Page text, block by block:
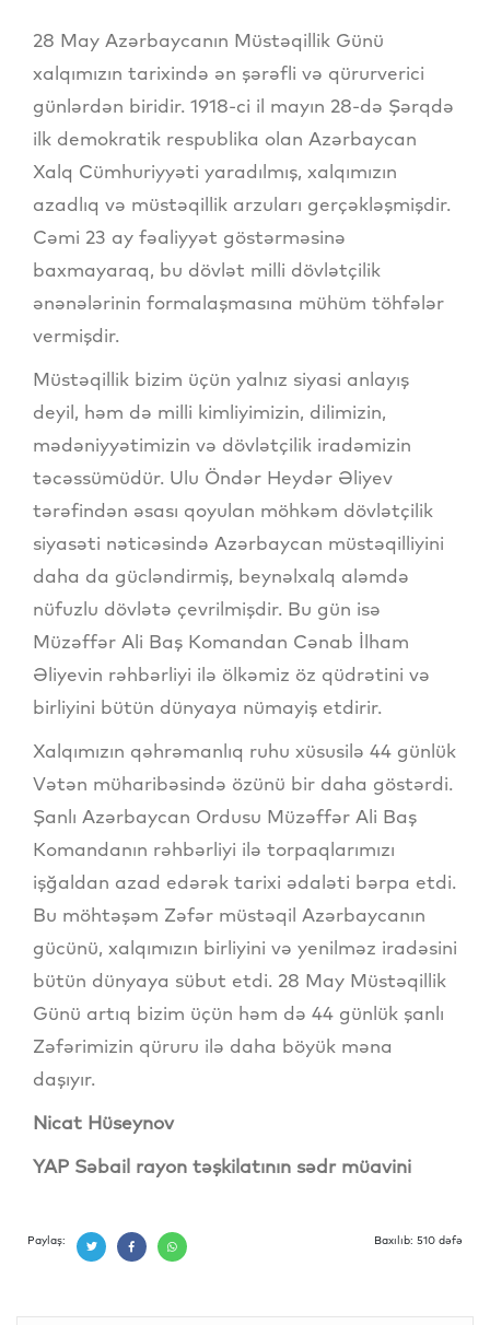
28 May Azərbaycanın Müstəqillik Günü
xalqımızın tarixində ən şərəfli və qürurverici
günlərdən biridir. 1918-ci il mayın 28-də Şərqdə
ilk demokratik respublika olan Azərbaycan
Xalq Cümhuriyyəti yaradılmış, xalqımızın
azadlıq və müstəqillik arzuları gerçəkləşmişdir.
Cəmi 23 ay fəaliyyət göstərməsinə
baxmayaraq, bu dövlət milli dövlətçilik
ənənələrinin formalaşmasına mühüm töhfələr
vermişdir.
Müstəqillik bizim üçün yalnız siyasi anlayış
deyil, həm də milli kimliyimizin, dilimizin,
mədəniyyətimizin və dövlətçilik iradəmizin
təcəssümüdür. Ulu Öndər Heydər Əliyev
tərəfindən əsası qoyulan möhkəm dövlətçilik
siyasəti nəticəsində Azərbaycan müstəqilliyini
daha da gücləndirmiş, beynəlxalq aləmdə
nüfuzlu dövlətə çevrilmişdir. Bu gün isə
Müzəffər Ali Baş Komandan Cənab İlham
Əliyevin rəhbərliyi ilə ölkəmiz öz qüdrətini və
birliyini bütün dünyaya nümayiş etdirir.
Xalqımızın qəhrəmanlıq ruhu xüsusilə 44 günlük
Vətən müharibəsində özünü bir daha göstərdi.
Şanlı Azərbaycan Ordusu Müzəffər Ali Baş
Komandanın rəhbərliyi ilə torpaqlarımızı
işğaldan azad edərək tarixi ədaləti bərpa etdi.
Bu möhtəşəm Zəfər müstəqil Azərbaycanın
gücünü, xalqımızın birliyini və yenilməz iradəsini
bütün dünyaya sübut etdi. 28 May Müstəqillik
Günü artıq bizim üçün həm də 44 günlük şanlı
Zəfərimizin qüruru ilə daha böyük məna
daşıyır.
Nicat Hüseynov
YAP Səbail rayon təşkilatının sədr müavini
Paylaş: Baxılıb: 510 dəfə